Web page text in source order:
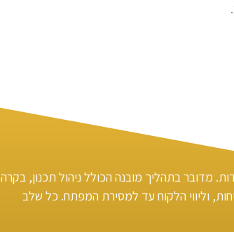
מדובר בתהליך מובנה הכולל ניהול תכנון, בקרה
וליווי הלקוח עד למסירת המפתח. כל שלב